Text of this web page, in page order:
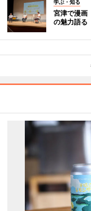
学ぶ・知る
宮津で漫画
の魅力語る